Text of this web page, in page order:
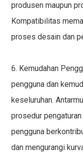
produsen maupun
Kompatibilitas
proses desain dan
6. Kemudahan
pengguna dan
keseluruhan.
prosedur
pengguna
dan mengurangi